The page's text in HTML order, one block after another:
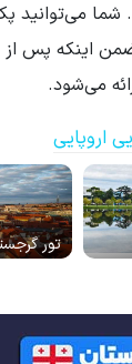
می‌توانید
اینکه پس از
می‌شود.
اروپایی
تور